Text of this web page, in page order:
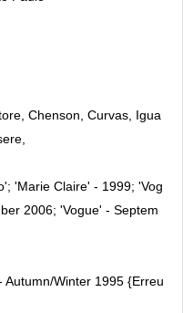
Chenson, Curvas, Igua
'Marie Claire' - 1999; 'Vog
2006; 'Vogue' - Septem
Autumn/Winter 1995 {Erreu